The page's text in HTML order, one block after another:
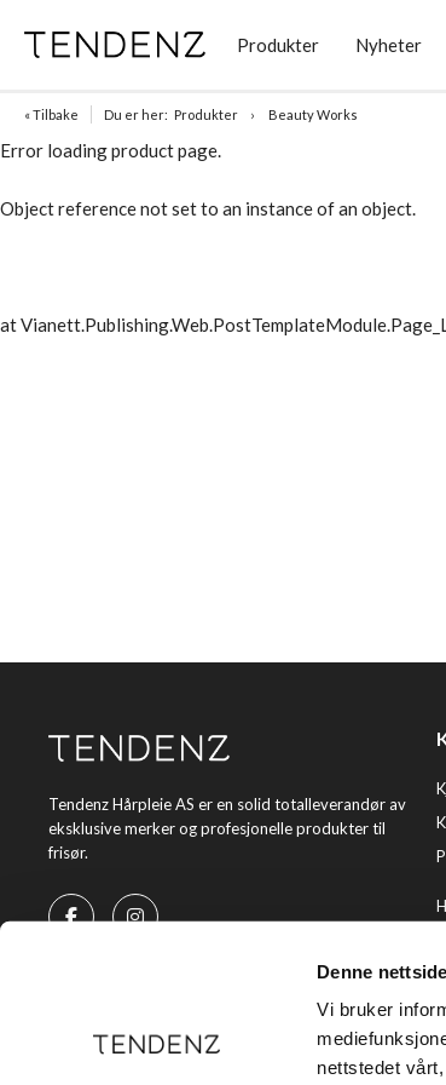
Denne
Vi bruker
nettstedet
Produkter Nyheter
« Tilbake Du er her: Produkter Beauty Works
Error loading product page.
Object reference not set to an instance of an object.
at
Tendenz Hårpleie AS er en solid totalleverandør av
eksklusive merker og profesjonelle produkter til
frisør.